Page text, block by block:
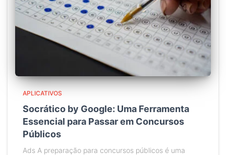
APLICATIVOS
Socrático by Google: Uma Ferramenta
Essencial para Passar em Concursos
Públicos
Ads A preparação para concursos públicos é uma